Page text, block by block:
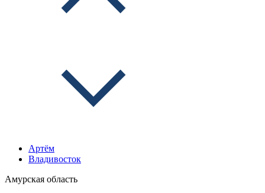
Артём
Владивосток
Амурская область